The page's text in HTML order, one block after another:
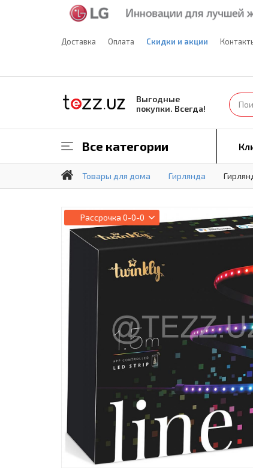
Доставка Оплата Скидки и акции
Выгодные
покупки. Всегда!
Все категории
Товары для дома Гирлянда
Рассрочка 0-0-0